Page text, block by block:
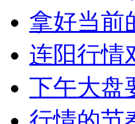
拿好当前
连阳行情
下午大盘